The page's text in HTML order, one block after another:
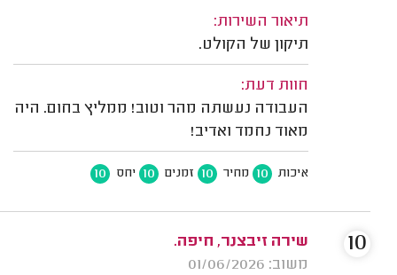
תיאור השירות:
תיקון של הקולט.
חוות דעת:
העבודה נעשתה מהר וטוב! ממליץ בחום. היה
מאוד נחמד ואדיב!
איכות 10 מחיר 10 זמנים 10 יחס 10
שירה זיבצנר, חיפה.
משוב: 01/06/2026
10